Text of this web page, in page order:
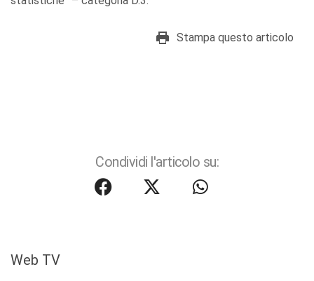
Stampa questo articolo
Condividi l'articolo su:
Web TV